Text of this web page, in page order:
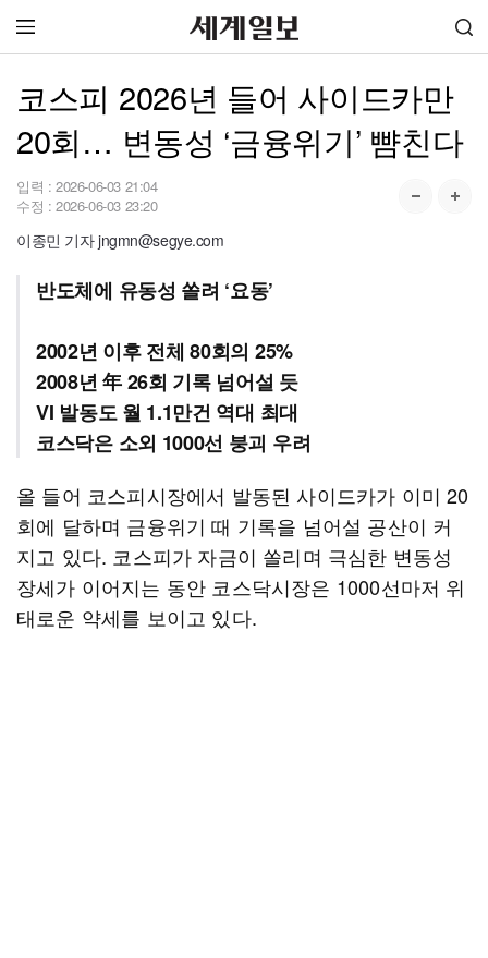
코스피 2026년 들어 사이드카만
20회… 변동성 ‘금융위기’ 뺨친다
입력 : 2026-06-03 21:04
수정 : 2026-06-03 23:20
이종민 기자 jngmn@segye.com
반도체에 유동성 쏠려 ‘요동’
2002년 이후 전체 80회의 25%
2008년 年 26회 기록 넘어설 듯
VI 발동도 월 1.1만건 역대 최대
코스닥은 소외 1000선 붕괴 우려
올 들어 코스피시장에서 발동된 사이드카가 이미 20
회에 달하며 금융위기 때 기록을 넘어설 공산이 커
지고 있다. 코스피가 자금이 쏠리며 극심한 변동성
장세가 이어지는 동안 코스닥시장은 1000선마저 위
태로운 약세를 보이고 있다.